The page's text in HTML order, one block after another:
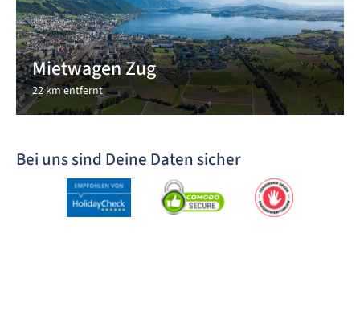
Mietwagen Zug
22 km entfernt
Bei uns sind Deine Daten sicher